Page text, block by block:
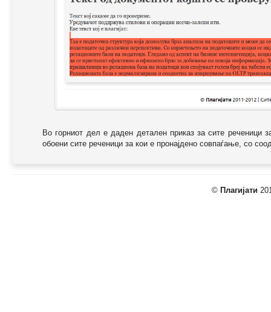
Во горниот дел е даден детален приказ за сите реченици
обоени сите реченици за кои е пронајдено совпаѓање, со
© Плагијати